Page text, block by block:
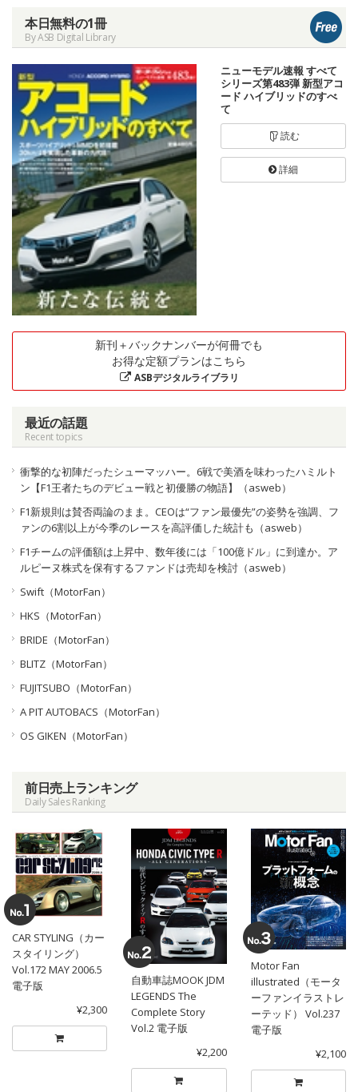
本日無料の1冊
By ASB Digital Library
ニューモデル速報 すべて
シリーズ第483弾 新型アコ
ード ハイブリッドのすべ
て
読む
詳細
新刊＋バックナンバーが何冊でも
お得な定額プランはこちら
ASBデジタルライブラリ
最近の話題
Recent topics
衝撃的な初陣だったシューマッハー。6戦で美酒を味わったハミルト
ン【F1王者たちのデビュー戦と初優勝の物語】（asweb）
F1新規則は賛否両論のまま。CEOは“ファン最優先”の姿勢を強調、フ
ァンの6割以上が今季のレースを高評価した統計も（asweb）
F1チームの評価額は上昇中、数年後には「100億ドル」に到達か。ア
ルピーヌ株式を保有するファンドは売却を検討（asweb）
Swift（MotorFan）
HKS（MotorFan）
BRIDE（MotorFan）
BLITZ（MotorFan）
FUJITSUBO（MotorFan）
A PIT AUTOBACS（MotorFan）
OS GIKEN（MotorFan）
前日売上ランキング
Daily Sales Ranking
CAR STYLING（カー
スタイリング）
Vol.172 MAY 2006.5
電子版
¥2,300
自動車誌MOOK JDM
LEGENDS The
Complete Story
Vol.2 電子版
¥2,200
Motor Fan
illustrated（モータ
ーファンイラストレ
ーテッド） Vol.237
電子版
¥2,100